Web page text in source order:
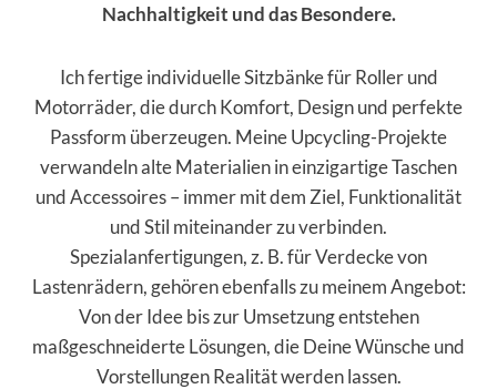
Nachhaltigkeit und das Besondere.
Ich fertige individuelle Sitzbänke für Roller und
Motorräder, die durch Komfort, Design und perfekte
Passform überzeugen. Meine Upcycling-Projekte
verwandeln alte Materialien in einzigartige Taschen
und Accessoires – immer mit dem Ziel, Funktionalität
und Stil miteinander zu verbinden.
Spezialanfertigungen, z. B. für Verdecke von
Lastenrädern, gehören ebenfalls zu meinem Angebot:
Von der Idee bis zur Umsetzung entstehen
maßgeschneiderte Lösungen, die Deine Wünsche und
Vorstellungen Realität werden lassen.